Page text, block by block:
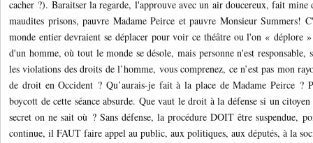
cacher ?). Baraitser la regarde, l'approuve avec un air doucereux, fait mine
maudites prisons, pauvre Madame Peirce et pauvre Monsieur Summers!
monde entier devraient se déplacer pour voir ce théâtre ou l'on « déplore
d'un homme, où tout le monde se désole, mais personne n'est
les violations des droits de l’homme, vous comprenez, ce n’est pas mon
de droit en Occident ? Qu’aurais-je fait à la place de Madame Peirce ?
boycott de cette séance absurde. Que vaut le droit à la défense si un
secret on ne sait où ? Sans défense, la procédure DOIT être suspendue,
continue, il FAUT faire appel au public, aux politiques, aux députés, à la